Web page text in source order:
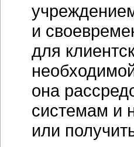
и
для
она
системам и
или